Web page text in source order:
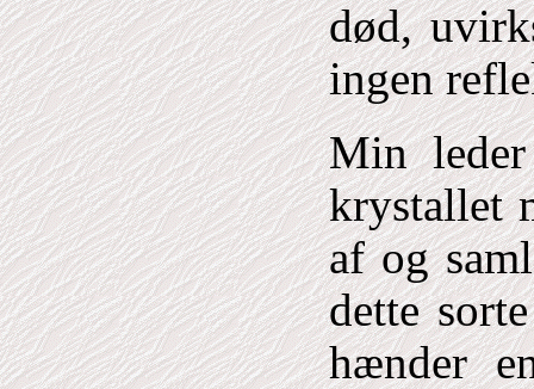
død,
ingen
Min
krystallet
af og
dette
hænder